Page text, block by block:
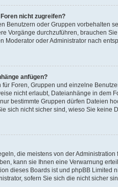
nicht zugreifen?
Benutzern oder Gruppen vorbehalten
Vorgänge durchzuführen, brauchen
Moderator oder Administrator nach
anfügen?
Foren, Gruppen und einzelne
nicht erlaubt, Dateianhänge in dem
bestimmte Gruppen dürfen Dateien
sich nicht sicher sind, wieso Sie keine
die meistens von der
kann sie Ihnen eine Verwarnung
dieses Boards ist und phpBB Limited
sofern Sie sich die nicht sicher